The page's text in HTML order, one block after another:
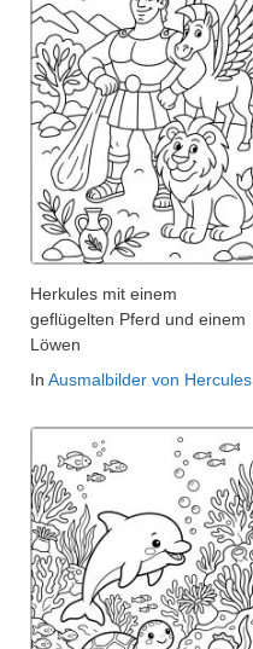
Herkules mit einem
geflügelten Pferd und einem
Löwen
In Ausmalbilder von Hercules